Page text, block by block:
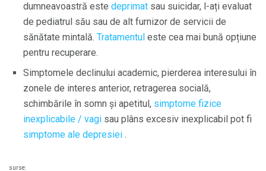
dumneavoastră este deprimat sau suicidar, l-ați evaluat
de pediatrul său sau de alt furnizor de servicii de
sănătate mintală. Tratamentul este cea mai bună opțiune
pentru recuperare.
Simptomele declinului academic, pierderea interesului în
zonele de interes anterior, retragerea socială,
schimbările în somn și apetitul, simptome fizice
inexplicabile / vagi sau plâns excesiv inexplicabil pot fi
simptome ale depresiei .
surse: